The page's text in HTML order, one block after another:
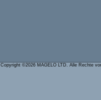
Copyright ©2026 MAGELO LTD. Alle Rechte